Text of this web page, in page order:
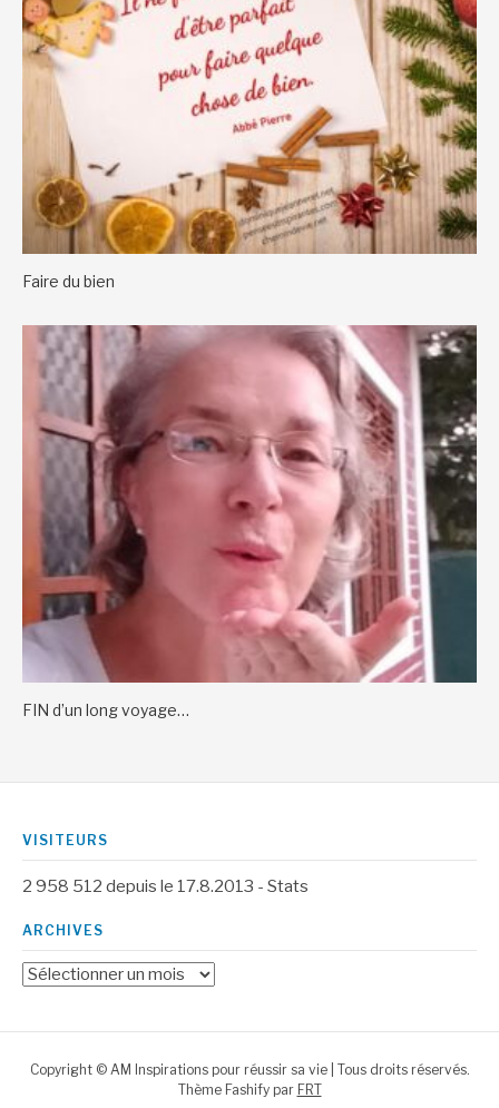
Faire du bien
FIN d’un long voyage…
VISITEURS
2 958 512 depuis le 17.8.2013 - Stats
ARCHIVES
Archives
Copyright © AM Inspirations pour réussir sa vie | Tous droits réservés.
Thème Fashify par FRT